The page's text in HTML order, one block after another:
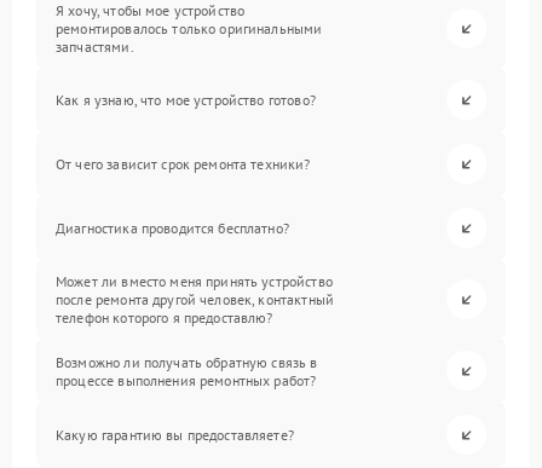
Я хочу, чтобы мое устройство
ремонтировалось только оригинальными
запчастями.
Как я узнаю, что мое устройство готово?
От чего зависит срок ремонта техники?
Диагностика проводится бесплатно?
Может ли вместо меня принять устройство
после ремонта другой человек, контактный
телефон которого я предоставлю?
Возможно ли получать обратную связь в
процессе выполнения ремонтных работ?
Какую гарантию вы предоставляете?